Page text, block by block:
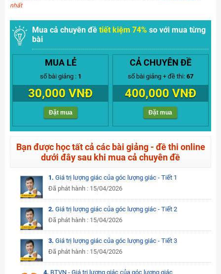
nhất
Mua cả chuyên đề tiết kiệm 74% so với mua từng
bài
MUA LẺ
số bài giảng : 1
30,000 VNĐ
Đặt mua
CẢ CHUYÊN ĐỀ
số bài giảng + đề thi: 67
400,000 VNĐ
Đặt mua
Bạn được học tất cả các bài giảng - đề thi online
dưới đây sau khi mua cả chuyên đề
1. Giá trị lượng giác của góc lượng giác - Tiết 1
Đã phát hành : 15/04/2026
2. Giá trị lượng giác của góc lượng giác - Tiết 2
Đã phát hành : 15/04/2026
3. Giá trị lượng giác của góc lượng giác - Tiết 3
Đã phát hành : 15/04/2026
4. BTVN - Giá trị lượng giác của góc lượng giác